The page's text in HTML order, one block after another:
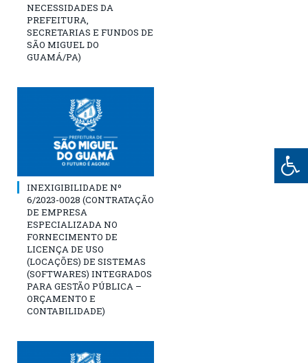
NECESSIDADES DA
PREFEITURA,
SECRETARIAS E FUNDOS DE
SÃO MIGUEL DO
GUAMÁ/PA)
INEXIGIBILIDADE Nº
6/2023-0028 (CONTRATAÇÃO
DE EMPRESA
ESPECIALIZADA NO
FORNECIMENTO DE
LICENÇA DE USO
(LOCAÇÕES) DE SISTEMAS
(SOFTWARES) INTEGRADOS
PARA GESTÃO PÚBLICA –
ORÇAMENTO E
CONTABILIDADE)